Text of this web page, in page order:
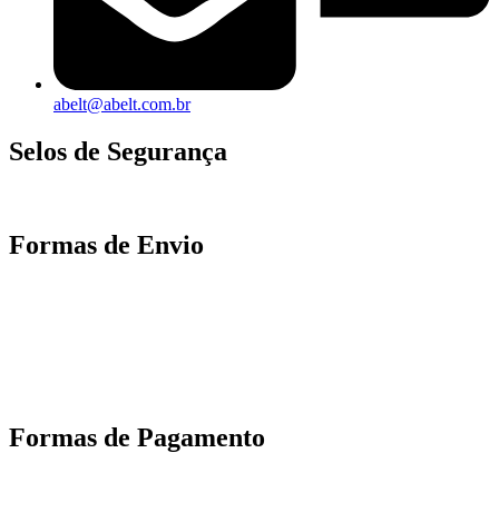
abelt@abelt.com.br
Selos de Segurança
Formas de Envio
Formas de Pagamento